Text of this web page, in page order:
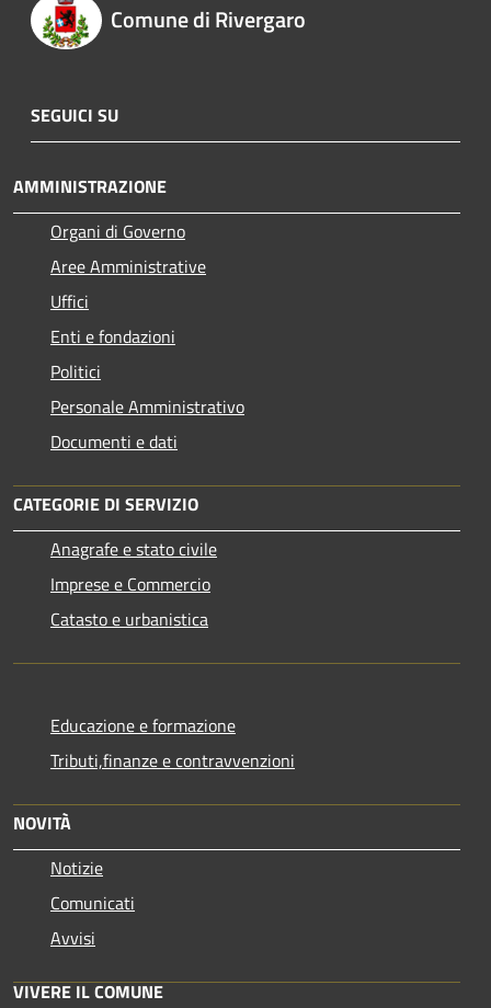
Comune di Rivergaro
SEGUICI SU
AMMINISTRAZIONE
Organi di Governo
Aree Amministrative
Uffici
Enti e fondazioni
Politici
Personale Amministrativo
Documenti e dati
CATEGORIE DI SERVIZIO
Anagrafe e stato civile
Imprese e Commercio
Catasto e urbanistica
Educazione e formazione
Tributi,finanze e contravvenzioni
NOVITÀ
Notizie
Comunicati
Avvisi
VIVERE IL COMUNE